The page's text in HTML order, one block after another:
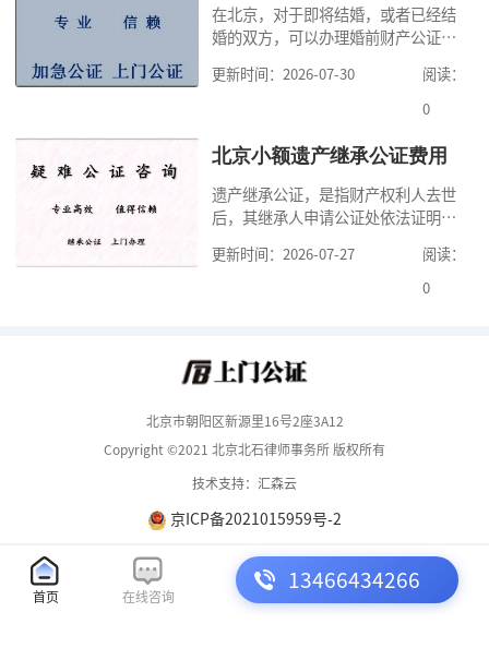
道北京公证需要什么材料,北京公证需
要多少钱？北京公
在北京，对于即将结婚，或者已经结
婚的双方，可以办理婚前财产公证，
式，可以避免个人财产引发的纠纷，
但是，在北京办理婚前财产公证，除
料外，公证咨询告诉大家，我们有必
京婚前财产公证机构？了解这些不仅
有利于我们根
更新时间：2026-07-30
阅读：
0
北京小额遗产继承公证费用
遗产继承公证，是指财产权利人去世
后，其继承人申请公证处依法证明继
的证明活动。通过公证，继承人可以
拿着享有继承权的公证书办理遗产过
费。我们在办理继承公证的时候，需
更新时间：2026-07-27
阅读：
0
首页 在线咨询
13466434266
北京市朝阳区新源里16号2座3A12
Copyright ©2021 北京北石律师事务所 版权所有
技术支持：汇森云
京ICP备2021015959号-2